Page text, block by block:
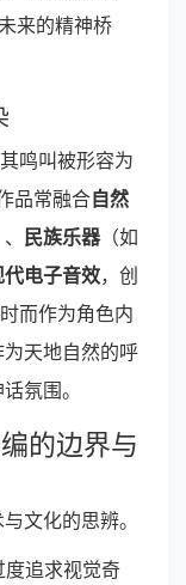
来的精神桥
鸣叫被形容为
品常融合自然
民族乐器（如
代电子音效，创
而作为角色内
天地自然的呼
氛围。
的边界与
文化的思辨。
度追求视觉奇